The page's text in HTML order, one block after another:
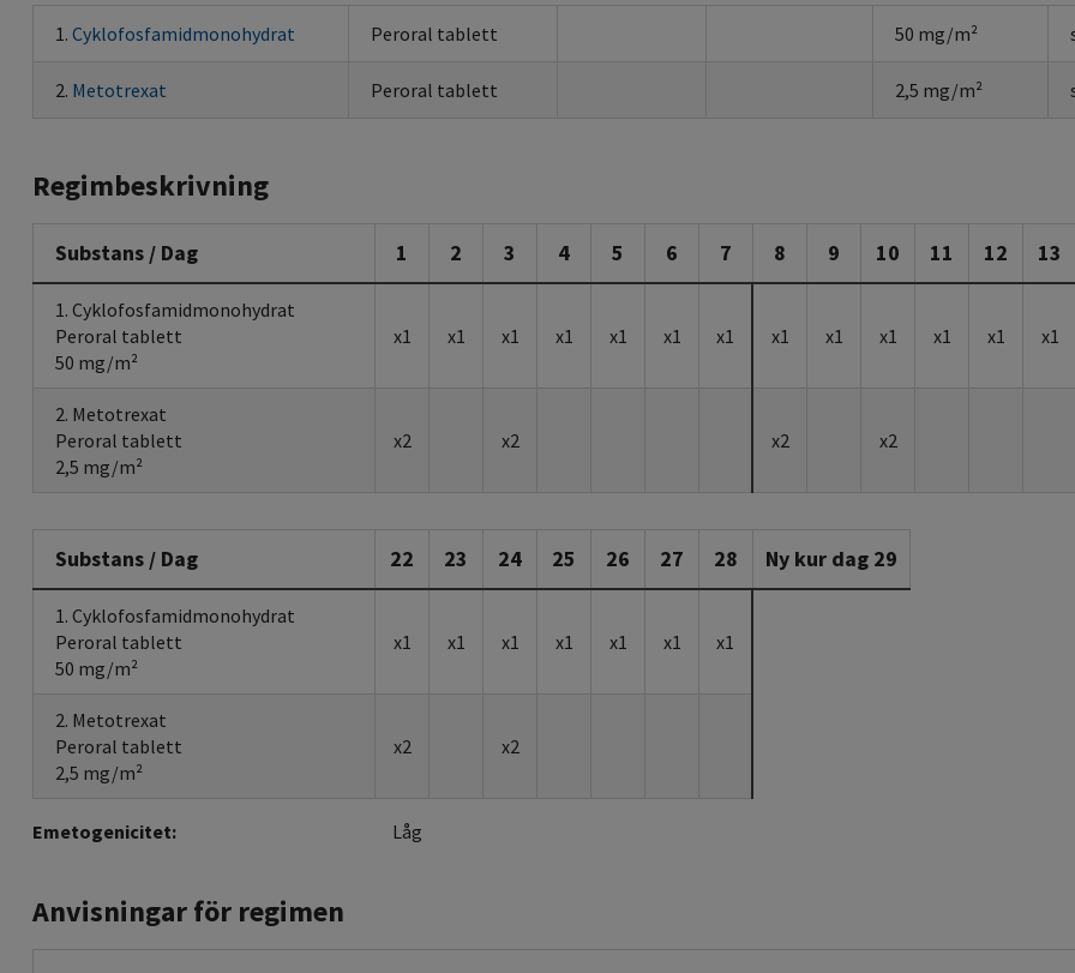
1. Cyklofosfamidmonohydrat Peroral tablett 50 mg/m²
2. Metotrexat Peroral tablett 2,5 mg/m²
Regimbeskrivning
Substans / Dag 1 2 3 4 5 6 7 8 9 10 11 12 13
1. Cyklofosfamidmonohydrat
Peroral tablett
50 mg/m²
x1 x1 x1 x1 x1 x1 x1 x1 x1 x1 x1 x1 x1
2. Metotrexat
Peroral tablett
2,5 mg/m²
x2 x2 x2 x2
Substans / Dag 22 23 24 25 26 27 28 Ny kur dag 29
1. Cyklofosfamidmonohydrat
Peroral tablett
50 mg/m²
x1 x1 x1 x1 x1 x1 x1
2. Metotrexat
Peroral tablett
2,5 mg/m²
x2 x2
Emetogenicitet: Låg
Anvisningar för regimen